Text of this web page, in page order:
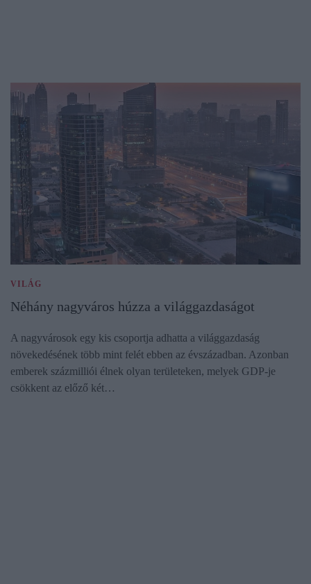
VILÁG
Néhány nagyváros húzza a világgazdaságot
A nagyvárosok egy kis csoportja adhatta a világgazdaság
növekedésének több mint felét ebben az évszázadban. Azonban
emberek százmilliói élnek olyan területeken, melyek GDP-je
csökkent az előző két…